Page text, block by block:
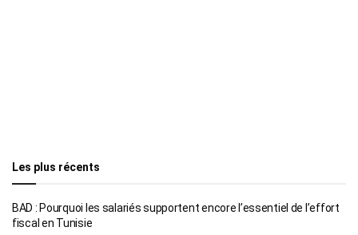
Les plus récents
BAD : Pourquoi les salariés supportent encore l’essentiel de l’effort
fiscal en Tunisie